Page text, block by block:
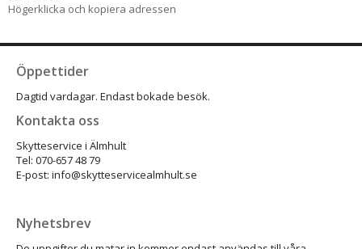
Högerklicka och kopiera adressen
Öppettider
Dagtid vardagar. Endast bokade besök.
Kontakta oss
Skytteservice i Älmhult
Tel: 070-657 48 79
E-post: info@skytteservicealmhult.se
Nyhetsbrev